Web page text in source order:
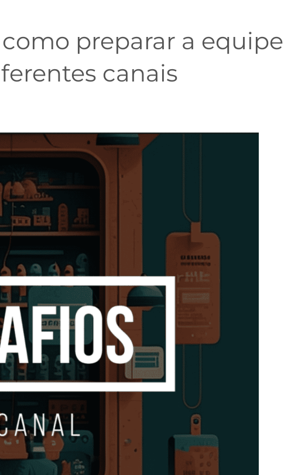
preparar a equipe
canais